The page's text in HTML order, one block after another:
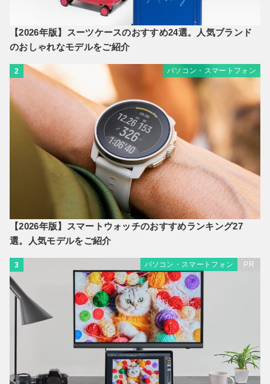
【2026年版】スーツケースのおすすめ24選。人気ブランド
のおしゃれなモデルをご紹介
2 パソコン・スマートフォン
【2026年版】スマートウォッチのおすすめランキング27
選。人気モデルをご紹介
3 パソコン・スマートフォン PR